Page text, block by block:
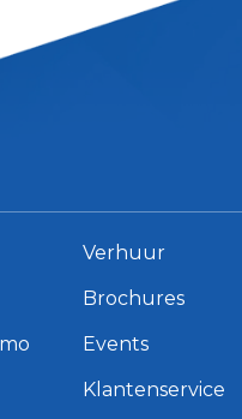
Verhuur
Brochures
Events
Klantenservice